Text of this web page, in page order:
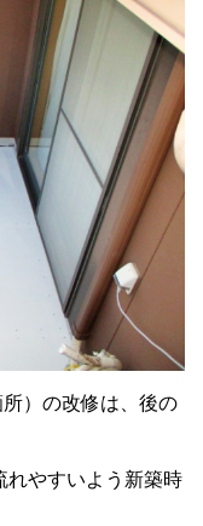
）の改修は、後の
れやすいよう新築時